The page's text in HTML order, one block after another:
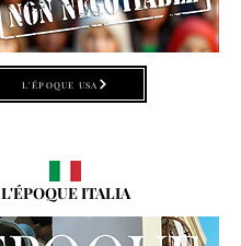
L'ÉPOQUE USA
L'ÉPOQUE ITALIA